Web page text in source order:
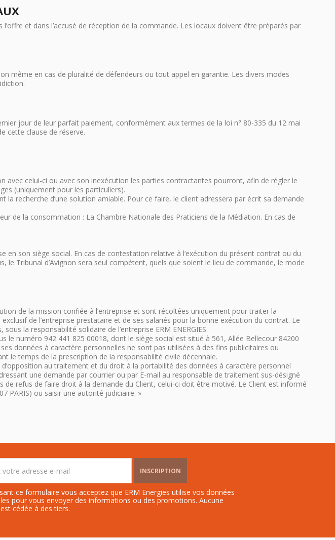
et dans l’accusé de réception de la commande. Les locaux doivent être préparés par
même en cas de pluralité de défendeurs ou tout appel en garantie. Les divers modes
jour de leur parfait paiement, conformément aux termes de la loi n° 80-335 du 12 mai
cette clause de réserve.
avec celui-ci ou avec son inexécution les parties contractantes pourront, afin de régler le
(uniquement pour les particuliers).
recherche d’une solution amiable. Pour ce faire, le client adressera par écrit sa demande
de la consommation : La Chambre Nationale des Praticiens de la Médiation. En cas de
en son siège social. En cas de contestation relative à l’exécution du présent contrat ou du
le Tribunal d’Avignon sera seul compétent, quels que soient le lieu de commande, le mode
de la mission confiée à l’entreprise et sont récoltées uniquement pour traiter la
de l’entreprise prestataire et de ses salariés pour la bonne exécution du contrat. Le
la responsabilité solidaire de l’entreprise ERM ENERGIES.
le numéro 942 441 825 00018, dont le siège social est situé à 561, Allée Bellecour 84200
données à caractère personnelles ne sont pas utilisées à des fins publicitaires ou
le temps de la prescription de la responsabilité civile décennale.
au traitement et du droit à la portabilité des données à caractère personnel
une demande par courrier ou par E-mail au responsable de traitement sus-désigné
refus de faire droit à la demande du Client, celui-ci doit être motivé. Le Client est informé
PARIS) ou saisir une autorité judiciaire. »
INSCRIPTION
ce formulaire vous acceptez que ERM Energies utilise vos données
pour vous envoyer des informations ou des promotions. Aucune
cédée à des tiers.